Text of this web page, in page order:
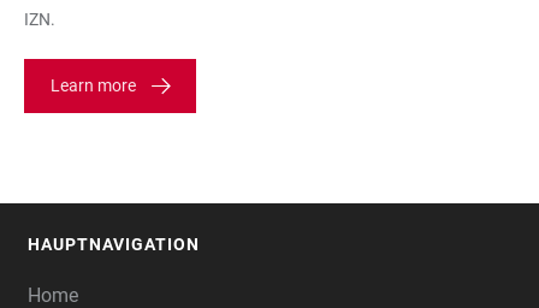
IZN.
Learn more
HAUPTNAVIGATION
Home